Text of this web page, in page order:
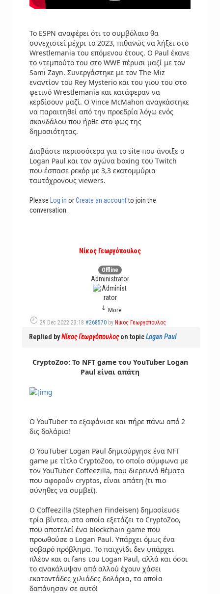
Το ESPN αναφέρει ότι το συμβόλαιο θα
συνεχιστεί μέχρι το 2023, πιθανώς να λήξει στο
Wrestlemania του επόμενου έτους. Ο Paul έκανε
το ντεμπούτο του στο WWE πέρυσι μαζί με τον
Sami Zayn. Συνεργάστηκε με τον The Miz
εναντίον του Rey Mysterio και του γιου του στο
φετινό Wrestlemania και κατάφεραν να
κερδίσουν μαζί. Ο Vince McMahon αναγκάστηκε
να παραιτηθεί από την προεδρία λόγω ενός
σκανδάλου που ήρθε στο φως της
δημοσιότητας.
Διαβάστε περισσότερα για το site που άνοιξε ο
Logan Paul και τον αγώνα boxing του Twitch
που έσπασε ρεκόρ με 3,3 εκατομμύρια
ταυτόχρονους viewers.
Please Log in orCreate an accountto join the
conversation.
Νίκος Γεωργόπουλος
Offline
Administrator
More
29 Dec 2022 23:18 #268570 by Νίκος Γεωργόπουλος
Replied byΝίκος Γεωργόπουλοςon topicLogan Paul
CryptoZoo: Το NFT game του YouTuber Logan
Paul είναι απάτη
Ο YouTuber το εξαφάνισε και πήρε πάνω από 2
δις δολάρια!
O YouTuber Logan Paul δημιούργησε ένα NFT
game με τίτλο CryptoZoo, το οποίο σύμφωνα με
τον YouTuber Coffeezilla, που διερευνά θέματα
που αφορούν cryptos, είναι απάτη (τι πιο
σύνηθες να συμβεί).
Ο Coffeezilla (Stephen Findeisen) δημοσίευσε
τρία βίντεο, στα οποία εξετάζει το CryptoZoo,
που αποτελεί ένα blockchain game που
προωθούσε ο Logan Paul. Υπάρχει όμως ένα
σοβαρό πρόβλημα. Το παιχνίδι δεν υπάρχει
πλέον και οι fans του Logan Paul, αλλά και όσοι
το ανακάλυψαν από αλλού έχουν χάσει
εκατοντάδες χιλιάδες δολάρια, τα οποία
δαπάνησαν σε αυτό!